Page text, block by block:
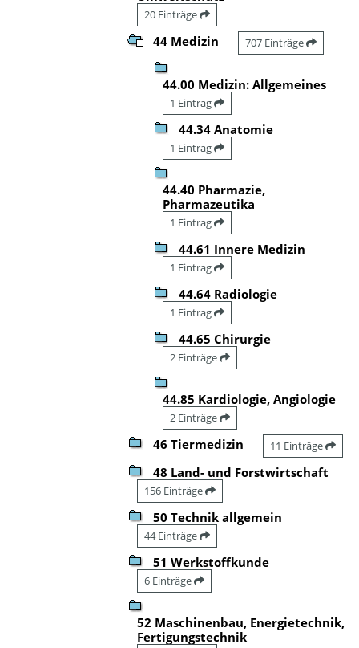
20 Einträge
44 Medizin 707 Einträge
44.00 Medizin: Allgemeines
1 Eintrag
44.34 Anatomie
1 Eintrag
44.40 Pharmazie,
Pharmazeutika
1 Eintrag
44.61 Innere Medizin
1 Eintrag
44.64 Radiologie
1 Eintrag
44.65 Chirurgie
2 Einträge
44.85 Kardiologie, Angiologie
2 Einträge
46 Tiermedizin 11 Einträge
48 Land- und Forstwirtschaft
156 Einträge
50 Technik allgemein
44 Einträge
51 Werkstoffkunde
6 Einträge
52 Maschinenbau, Energietechnik,
Fertigungstechnik